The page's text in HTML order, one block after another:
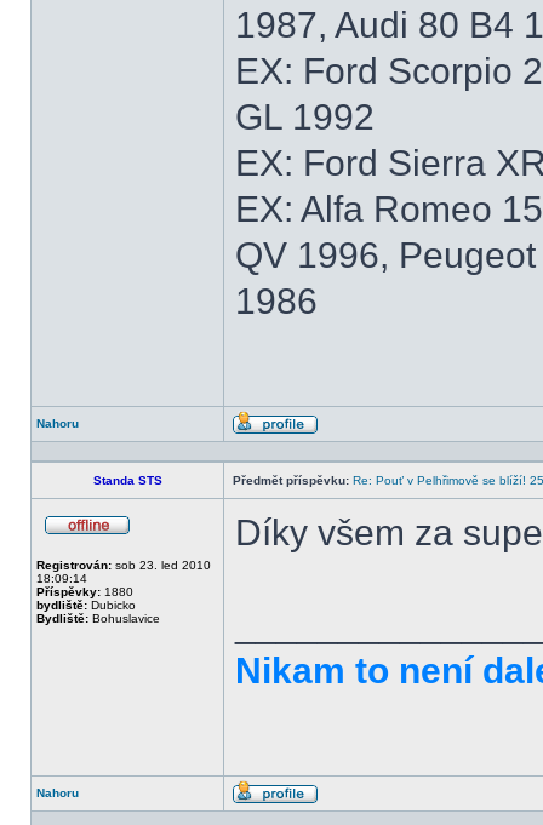
1987, Audi 80 B4
EX: Ford Scorpio
GL 1992
EX: Ford Sierra
EX: Alfa Romeo
QV 1996,
1986
Nahoru
Profil
Standa STS Předmět příspěvku: Re: Pouť v Pelhřimově se blíží!
Registrován: sob 23. led 2010
18:09:14
Příspěvky: 1880
bydliště: Dubicko
Bydliště: Bohuslavice
Díky všem za
Nikam to není
Nahoru
Profil